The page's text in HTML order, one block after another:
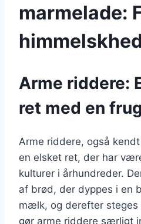
marmelade:
Arme riddere:
ret med en
Arme riddere, også
en elsket ret, der har
kulturer i århundreder.
af brød, der dyppes i en
mælk, og derefter
gør arme riddere særligt